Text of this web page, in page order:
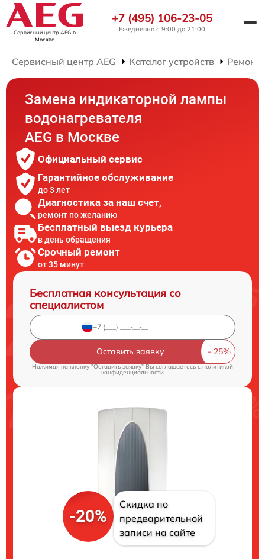
Сервисный центр AEG в
Москве
+7 (495) 106-23-05
Ежедневно с 9:00 до 21:00
Сервисный центр AEG Каталог устройств Ремонт
Замена индикаторной лампы
водонагревателя
AEG в Москве
Официальный сервис
Гарантийное обслуживание
до 3 лет
Диагностика за наш счет,
ремонт по желанию
Бесплатный выезд курьера
в день обращения
Срочный ремонт
от 35 минут
Бесплатная консультация со
специалистом
Оставить заявку
Нажимая на кнопку "Оставить заявку" Вы соглашаетесь cполитикой
конфиденциальности
-20%
Скидка по
предварительной
записи на сайте